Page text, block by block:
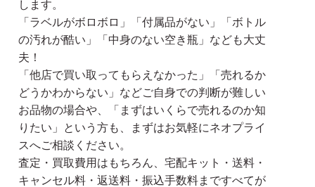
します。
「ラベルがボロボロ」「付属品がない」「ボトル
の汚れが酷い」「中身のない空き瓶」なども大丈
夫！
「他店で買い取ってもらえなかった」「売れるか
どうかわからない」などご自身での判断が難しい
お品物の場合や、「まずはいくらで売れるのか知
りたい」という方も、まずはお気軽にネオプライ
スへご相談ください。
査定・買取費用はもちろん、宅配キット・送料・
キャンセル料・返送料・振込手数料まですべてが